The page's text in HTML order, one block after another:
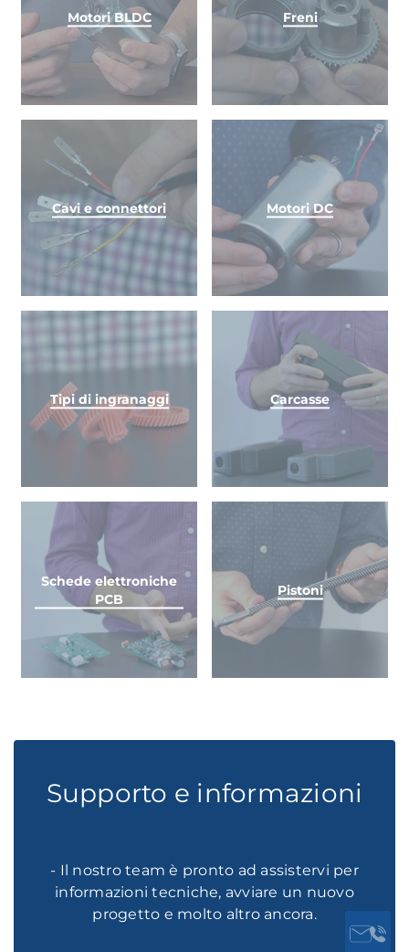
Motori BLDC Freni
Cavi e connettori Motori DC
Tipi di ingranaggi Carcasse
Schede elettroniche
PCB
Pistoni
Supporto e informazioni
- Il nostro team è pronto ad assistervi per
informazioni tecniche, avviare un nuovo
progetto e molto altro ancora.